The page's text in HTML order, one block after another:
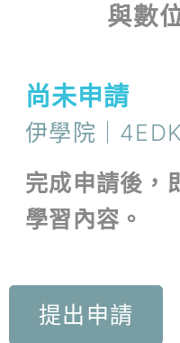
與數
尚未申請
伊學院｜
完成申請後，
學習內容。
提出申請